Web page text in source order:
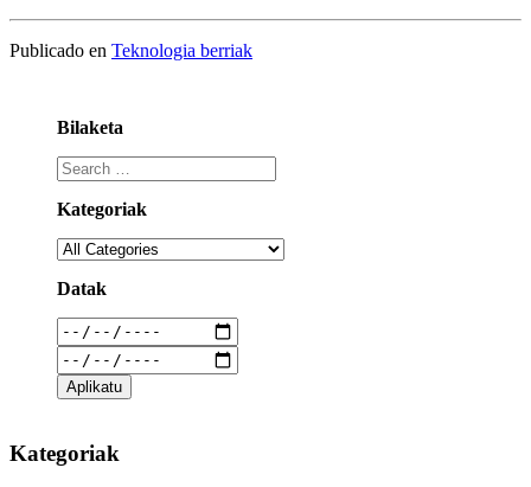
Publicado en Teknologia berriak
Bilaketa
Kategoriak
Datak
Kategoriak